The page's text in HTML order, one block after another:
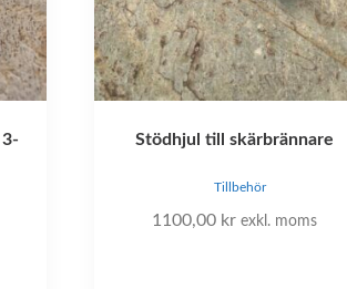
Stödhjul till skärbrännare
Tillbehör
1100,00 kr exkl. moms